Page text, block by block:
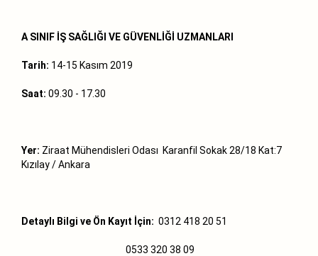
A SINIF İŞ SAĞLIĞI VE GÜVENLİĞİ UZMANLARI
Tarih: 14-15 Kasım 2019
Saat: 09.30 - 17.30
Yer: Ziraat Mühendisleri Odası Karanfil Sokak 28/18 Kat:7
Kızılay / Ankara
Detaylı Bilgi ve Ön Kayıt İçin: 0312 418 20 51
0533 320 38 09